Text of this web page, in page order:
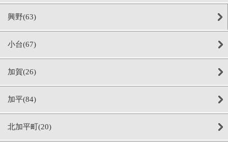
興野(63)
小台(67)
加賀(26)
加平(84)
北加平町(20)